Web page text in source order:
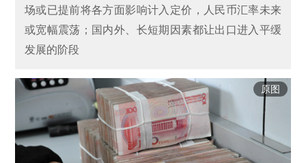
场或已提前将各方面影响计入定价，人民币汇率未来
或宽幅震荡；国内外、长短期因素都让出口进入平缓
发展的阶段
原图